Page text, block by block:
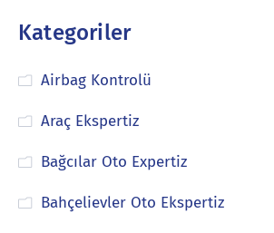
Kategoriler
Airbag Kontrolü
Araç Ekspertiz
Bağcılar Oto Expertiz
Bahçelievler Oto Ekspertiz